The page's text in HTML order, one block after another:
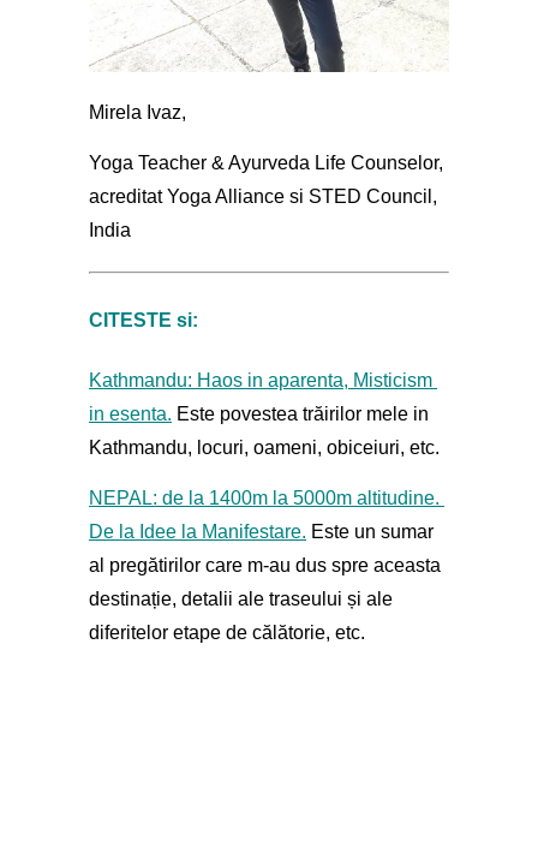
Mirela Ivaz,
Yoga Teacher & Ayurveda Life Counselor,
acreditat Yoga Alliance si STED Council,
India
CITESTE si:
Kathmandu: Haos in aparenta, Misticism
in esenta. Este povestea trăirilor mele in
Kathmandu, locuri, oameni, obiceiuri, etc.
NEPAL: de la 1400m la 5000m altitudine.
De la Idee la Manifestare. Este un sumar
al pregătirilor care m-au dus spre aceasta
destinație, detalii ale traseului și ale
diferitelor etape de călătorie, etc.